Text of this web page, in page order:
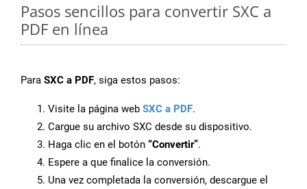
Pasos sencillos para convertir SXC a
PDF en línea
Para SXC a PDF, siga estos pasos:
Visite la página web SXC a PDF.
Cargue su archivo SXC desde su dispositivo.
Haga clic en el botón “Convertir”.
Espere a que finalice la conversión.
Una vez completada la conversión, descargue el